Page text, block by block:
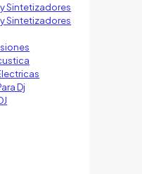
Sintetizadores
Sintetizadores
Dj